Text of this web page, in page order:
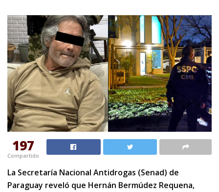
197
Compartido
La Secretaría Nacional Antidrogas (Senad) de
Paraguay reveló que Hernán Bermúdez Requena,